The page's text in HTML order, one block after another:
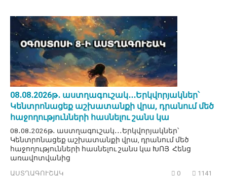
08․08․2026թ․ աստղագուշակ․․․Երկվորյակներ՝
Կենտրոնացեք աշխատանքի վրա, դրանում մեծ
հաջողությունների հասնելու շանս կա
08․08․2026թ․ աստղագուշակ․․․Երկվորյակներ՝
Կենտրոնացեք աշխատանքի վրա, դրանում մեծ
հաջողությունների հասնելու շանս կա ԽՈՅ Հենց
առավոտվանից
ԱՍՏՂԱԳՈՒՇԱԿ 0 1141